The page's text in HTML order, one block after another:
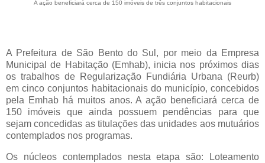
A ação beneficiará cerca de 150 imóveis de três conjuntos habitacionais
A Prefeitura de São Bento do Sul, por meio da Empresa
Municipal de Habitação (Emhab), inicia nos próximos dias
os trabalhos de Regularização Fundiária Urbana (Reurb)
em cinco conjuntos habitacionais do município, concebidos
pela Emhab há muitos anos. A ação beneficiará cerca de
150 imóveis que ainda possuem pendências para que
sejam concedidas as titulações das unidades aos mutuários
contemplados nos programas.
Os núcleos contemplados nesta etapa são: Loteamento